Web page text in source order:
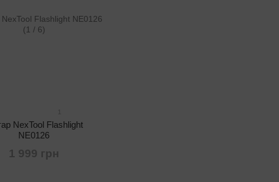
NexTool Flashlight
NE0126
1 999 грн